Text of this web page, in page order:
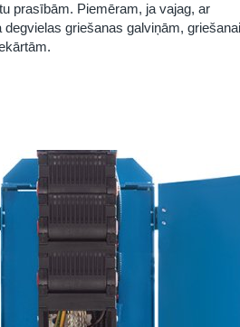
prasībām. Piemēram, ja vajag, ar
griešanas galviņām, griešanai